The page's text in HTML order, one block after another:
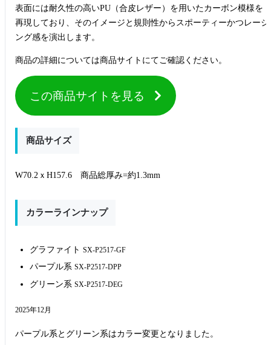
表面には耐久性の高いPU（合皮レザー）を用いたカーボン模様を
再現しており、そのイメージと規則性からスポーティーかつレーシ
ング感を演出します。
商品の詳細については商品サイトにてご確認ください。
この商品サイトを見る
商品サイズ
W70.2ｘH157.6 商品総厚み=約1.3mm
カラーラインナップ
グラファイト SX-P2517-GF
パープル系 SX-P2517-DPP
グリーン系 SX-P2517-DEG
2025年12月
パープル系とグリーン系はカラー変更となりました。